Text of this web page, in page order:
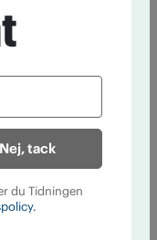
Nej, tack
du Tidningen